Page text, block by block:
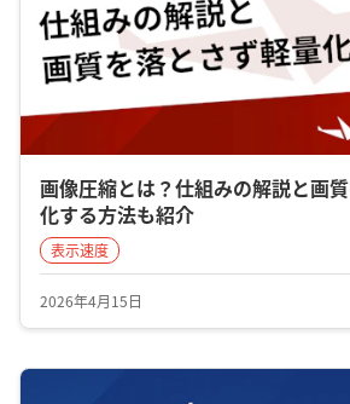
画像圧縮とは？仕組みの解説と画
化する方法も紹介
表示速度
2026年4月15日